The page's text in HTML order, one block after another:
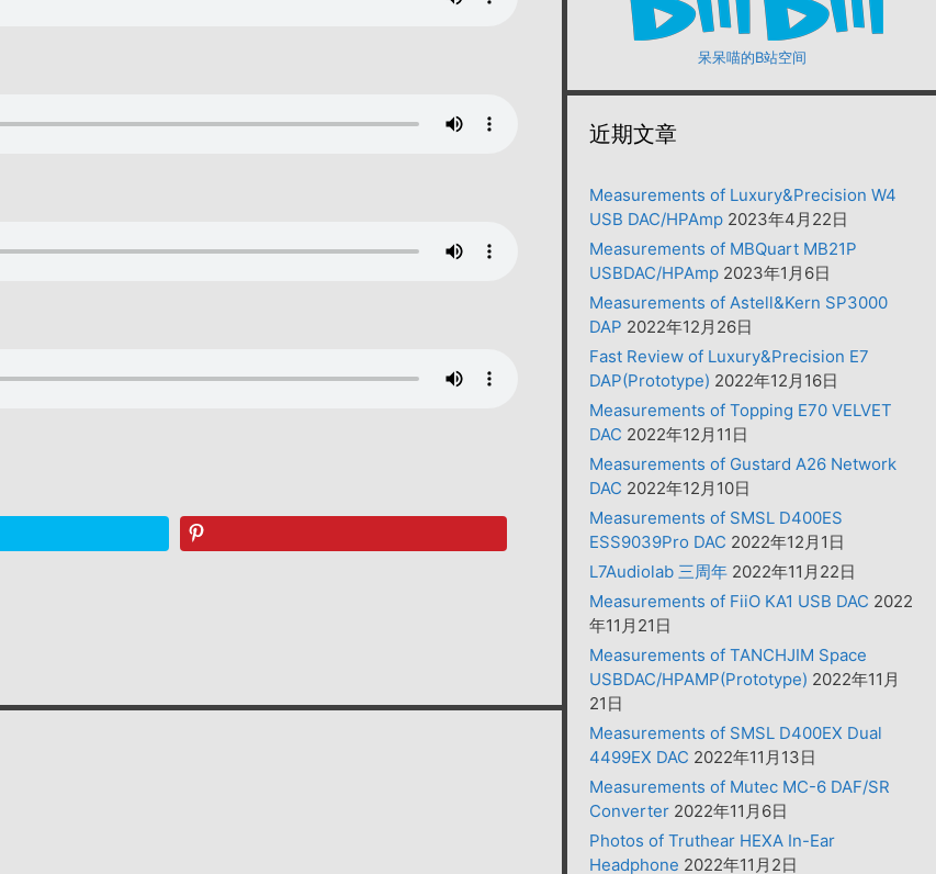
呆呆喵的B站空间
近期文章
Measurements of Luxury&Precision W4
USB DAC/HPAmp 2023年4月22日
Measurements of MBQuart MB21P
USBDAC/HPAmp 2023年1月6日
Measurements of Astell&Kern SP3000
DAP 2022年12月26日
Fast Review of Luxury&Precision E7
DAP(Prototype) 2022年12月16日
Measurements of Topping E70 VELVET
DAC 2022年12月11日
Measurements of Gustard A26 Network
DAC 2022年12月10日
Measurements of SMSL D400ES
ESS9039Pro DAC 2022年12月1日
L7Audiolab 三周年 2022年11月22日
Measurements of FiiO KA1 USB DAC 2022
年11月21日
Measurements of TANCHJIM Space
USBDAC/HPAMP(Prototype) 2022年11月
21日
Measurements of SMSL D400EX Dual
4499EX DAC 2022年11月13日
Measurements of Mutec MC-6 DAF/SR
Converter 2022年11月6日
Photos of Truthear HEXA In-Ear
Headphone 2022年11月2日